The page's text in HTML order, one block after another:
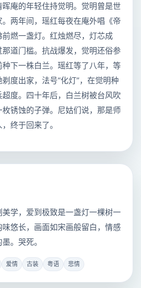
庵的年轻住持觉明。觉明曾是世
两年间，瑶红每夜在庵外唱《帝
燃一盏灯。红烛燃尽，灯芯成
道门槛。抗战爆发，觉明还俗参
下一株白兰。瑶红等了八年，等
度出家，法号“化灯”，在觉明种
度。四十年后，白兰树被台风吹
锈蚀的子弹。尼姑们说，那是师
终于回来了。
学，爱到极致是一盏灯一棵树一
悠长，画面如宋画般留白，情感
。哭死。
爱情 古装 粤语 悲情